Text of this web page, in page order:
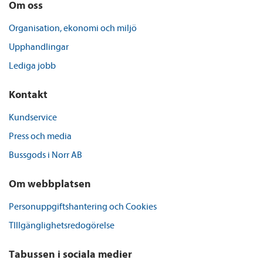
Om oss
Organisation, ekonomi och miljö
Upphandlingar
Lediga jobb
Kontakt
Kundservice
Press och media
Bussgods i Norr AB
Om webbplatsen
Personuppgiftshantering och Cookies
TIllgänglighetsredogörelse
Tabussen i sociala medier